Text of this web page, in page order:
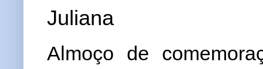
Juliana
Almoço de